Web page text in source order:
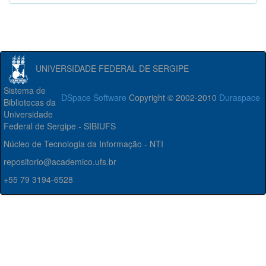
UNIVERSIDADE FEDERAL DE SERGIPE
DSpace Software Copyright © 2002-2010 Duraspace
Sistema de
Bibliotecas da
Universidade
Federal de Sergipe - SIBIUFS
Núcleo de Tecnologia da Informação - NTI
repositorio@academico.ufs.br
+55 79 3194-6528